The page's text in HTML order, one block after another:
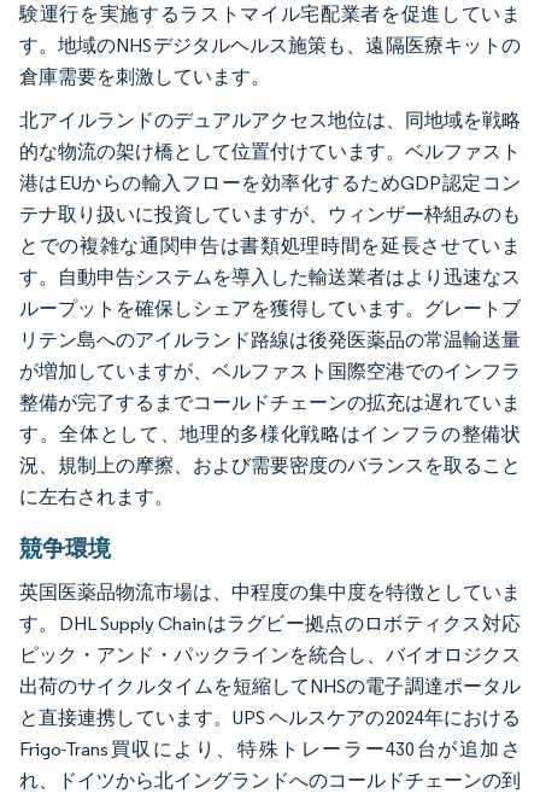
験運行を実施するラストマイル宅配業者を促進していま
す。地域のNHSデジタルヘルス施策も、遠隔医療キットの
倉庫需要を刺激しています。
北アイルランドのデュアルアクセス地位は、同地域を戦略
的な物流の架け橋として位置付けています。ベルファスト
港はEUからの輸入フローを効率化するためGDP認定コン
テナ取り扱いに投資していますが、ウィンザー枠組みのも
とでの複雑な通関申告は書類処理時間を延長させていま
す。自動申告システムを導入した輸送業者はより迅速なス
ループットを確保しシェアを獲得しています。グレートブ
リテン島へのアイルランド路線は後発医薬品の常温輸送量
が増加していますが、ベルファスト国際空港でのインフラ
整備が完了するまでコールドチェーンの拡充は遅れていま
す。全体として、地理的多様化戦略はインフラの整備状
況、規制上の摩擦、および需要密度のバランスを取ること
に左右されます。
競争環境
英国医薬品物流市場は、中程度の集中度を特徴としていま
す。DHL Supply Chainはラグビー拠点のロボティクス対応
ピック・アンド・パックラインを統合し、バイオロジクス
出荷のサイクルタイムを短縮してNHSの電子調達ポータル
と直接連携しています。UPS ヘルスケアの2024年における
Frigo-Trans買収により、特殊トレーラー430台が追加さ
れ、ドイツから北イングランドへのコールドチェーンの到